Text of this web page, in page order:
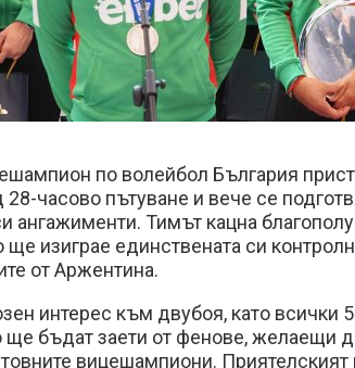
по волейбол България
часово пътуване и вече се
ангажименти. Тимът кацна
ще изиграе единствената си
от Аржентина.
интерес към двубоя, като всички
ще бъдат заети от фенове, желаещи
вицешампиони. Приятелският